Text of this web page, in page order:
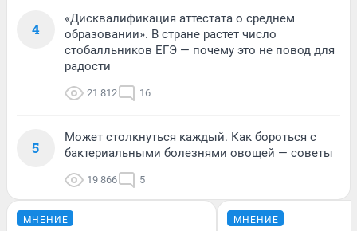
4
«Дисквалификация аттестата о среднем
образовании». В стране растет число
стобалльников ЕГЭ — почему это не повод для
радости
21 812 16
5
Может столкнуться каждый. Как бороться с
бактериальными болезнями овощей — советы
19 866 5
МНЕНИЕ МНЕНИЕ